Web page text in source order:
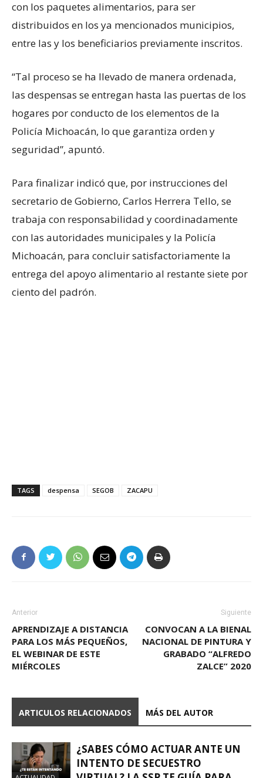
con los paquetes alimentarios, para ser
distribuidos en los ya mencionados municipios,
entre las y los beneficiarios previamente inscritos.
“Tal proceso se ha llevado de manera ordenada,
las despensas se entregan hasta las puertas de los
hogares por conducto de los elementos de la
Policía Michoacán, lo que garantiza orden y
seguridad”, apuntó.
Para finalizar indicó que, por instrucciones del
secretario de Gobierno, Carlos Herrera Tello, se
trabaja con responsabilidad y coordinadamente
con las autoridades municipales y la Policía
Michoacán, para concluir satisfactoriamente la
entrega del apoyo alimentario al restante siete por
ciento del padrón.
TAGS despensa SEGOB ZACAPU
Anterior
APRENDIZAJE A DISTANCIA
PARA LOS MÁS PEQUEÑOS,
EL WEBINAR DE ESTE
MIÉRCOLES
Siguiente
CONVOCAN A LA BIENAL
NACIONAL DE PINTURA Y
GRABADO “ALFREDO
ZALCE” 2020
ARTICULOS RELACIONADOS MÁS DEL AUTOR
¿SABES CÓMO ACTUAR ANTE UN
INTENTO DE SECUESTRO